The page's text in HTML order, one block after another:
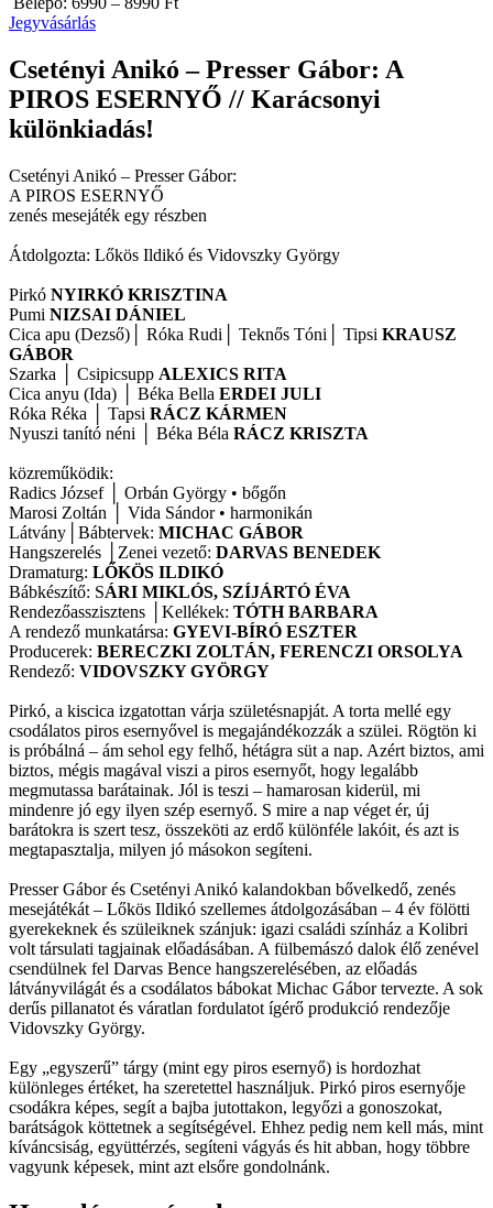
Jegyvásárlás
Csetényi Anikó – Presser Gábor: A
PIROS ESERNYŐ // Karácsonyi
különkiadás!
Csetényi Anikó – Presser Gábor:
A PIROS ESERNYŐ
zenés mesejáték egy részben
Átdolgozta: Lőkös Ildikó és Vidovszky György
Pirkó NYIRKÓ KRISZTINA
Pumi NIZSAI DÁNIEL
Cica apu (Dezső)│ Róka Rudi│ Teknős Tóni│ Tipsi KRAUSZ
GÁBOR
Szarka │ Csipicsupp ALEXICS RITA
Cica anyu (Ida) │ Béka Bella ERDEI JULI
Róka Réka │ Tapsi RÁCZ KÁRMEN
Nyuszi tanító néni │ Béka Béla RÁCZ KRISZTA
közreműködik:
Radics József │ Orbán György • bőgőn
Marosi Zoltán │ Vida Sándor • harmonikán
Látvány│Bábtervek: MICHAC GÁBOR
Hangszerelés │Zenei vezető: DARVAS BENEDEK
Dramaturg: LŐKÖS ILDIKÓ
Bábkészítő: SÁRI MIKLÓS, SZÍJÁRTÓ ÉVA
Rendezőasszisztens │Kellékek: TÓTH BARBARA
A rendező munkatársa: GYEVI-BÍRÓ ESZTER
Producerek: BERECZKI ZOLTÁN, FERENCZI ORSOLYA
Rendező: VIDOVSZKY GYÖRGY
Pirkó, a kiscica izgatottan várja születésnapját. A torta mellé egy
csodálatos piros esernyővel is megajándékozzák a szülei. Rögtön ki
is próbálná – ám sehol egy felhő, hétágra süt a nap. Azért biztos, ami
biztos, mégis magával viszi a piros esernyőt, hogy legalább
megmutassa barátainak. Jól is teszi – hamarosan kiderül, mi
mindenre jó egy ilyen szép esernyő. S mire a nap véget ér, új
barátokra is szert tesz, összeköti az erdő különféle lakóit, és azt is
megtapasztalja, milyen jó másokon segíteni.
Presser Gábor és Csetényi Anikó kalandokban bővelkedő, zenés
mesejátékát – Lőkös Ildikó szellemes átdolgozásában – 4 év fölötti
gyerekeknek és szüleiknek szánjuk: igazi családi színház a Kolibri
volt társulati tagjainak előadásában. A fülbemászó dalok élő zenével
csendülnek fel Darvas Bence hangszerelésében, az előadás
látványvilágát és a csodálatos bábokat Michac Gábor tervezte. A sok
derűs pillanatot és váratlan fordulatot ígérő produkció rendezője
Vidovszky György.
Egy „egyszerű” tárgy (mint egy piros esernyő) is hordozhat
különleges értéket, ha szeretettel használjuk. Pirkó piros esernyője
csodákra képes, segít a bajba jutottakon, legyőzi a gonoszokat,
barátságok köttetnek a segítségével. Ehhez pedig nem kell más, mint
kíváncsiság, együttérzés, segíteni vágyás és hit abban, hogy többre
vagyunk képesek, mint azt elsőre gondolnánk.